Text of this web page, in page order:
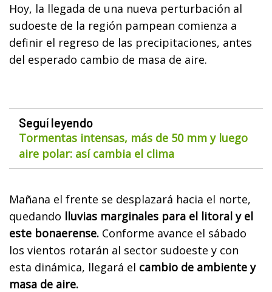
Hoy, la llegada de una nueva perturbación al
sudoeste de la región pampean comienza a
definir el regreso de las precipitaciones, antes
del esperado cambio de masa de aire.
Seguí leyendo
Tormentas intensas, más de 50 mm y luego
aire polar: así cambia el clima
Mañana el frente se desplazará hacia el norte,
quedando lluvias marginales para el litoral y el
este bonaerense. Conforme avance el sábado
los vientos rotarán al sector sudoeste y con
esta dinámica, llegará el cambio de ambiente y
masa de aire.